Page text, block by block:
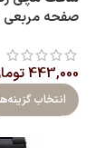
صفحه
443,000
انتخاب